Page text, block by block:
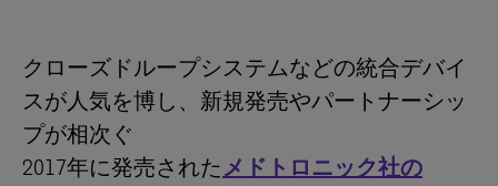
クローズドループシステムなどの統合デバイ
スが人気を博し、新規発売やパートナーシッ
プが相次ぐ
2017年に発売されたメドトロニック社の